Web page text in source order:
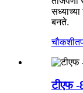
बनते.
चौकशी
टीएफ -